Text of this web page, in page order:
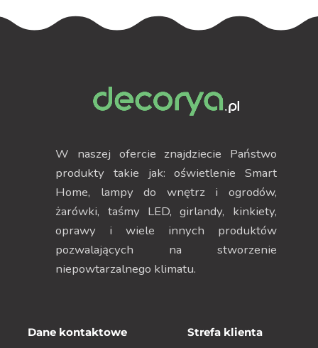
W naszej ofercie znajdziecie Państwo
produkty takie jak: oświetlenie Smart
Home, lampy do wnętrz i ogrodów,
żarówki, taśmy LED, girlandy, kinkiety,
oprawy i wiele innych produktów
pozwalających na stworzenie
niepowtarzalnego klimatu.
Dane kontaktowe Strefa klienta